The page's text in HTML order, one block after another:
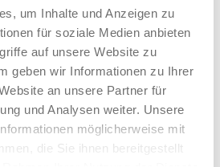
um Inhalte und Anzeigen zu
für soziale Medien anbieten
auf unsere Website zu
geben wir Informationen zu Ihrer
an unsere Partner für
und Analysen weiter. Unsere
möglicherweise mit
die Sie ihnen bereitgestellt
podskrzydłowych i dwóch
AIM-9).
wspólnie przez rządy
Wielkiej Brytanii i innych krajów
tej maszyny. F-35®B
pod kierownictwem firmy
z BAE Systems i